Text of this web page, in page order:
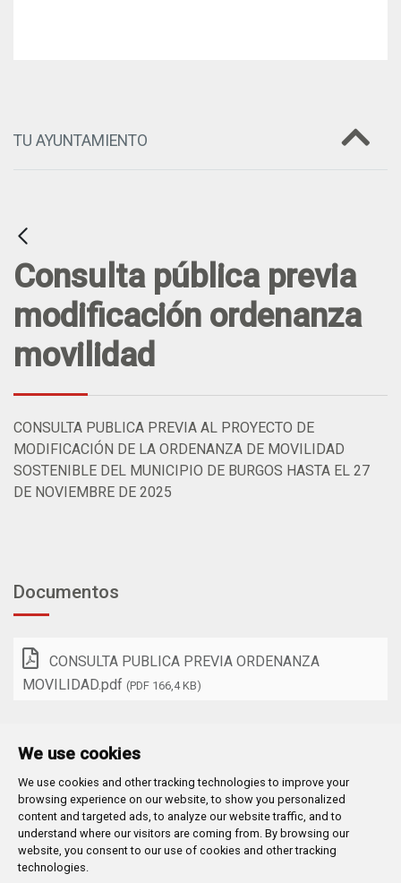
We use cookies
We use cookies and other tracking technologies to improve your
browsing experience on our website, to show you personalized
content and targeted ads, to analyze our website traffic, and to
understand where our visitors are coming from. By browsing our
website, you consent to our use of cookies and other tracking
technologies.
TU AYUNTAMIENTO
Consulta pública previa
modificación ordenanza
movilidad
CONSULTA PUBLICA PREVIA AL PROYECTO DE
MODIFICACIÓN DE LA ORDENANZA DE MOVILIDAD
SOSTENIBLE DEL MUNICIPIO DE BURGOS HASTA EL 27
DE NOVIEMBRE DE 2025
Documentos
CONSULTA PUBLICA PREVIA ORDENANZA
MOVILIDAD.pdf (PDF 166,4 KB)
Plaza Mayor 1 - 09071BURGOS
947 288 800 CIF: P-0906100-C
CONTACTO | AVISOS, QUEJAS Y SUGERENCIAS
CANAL DE DENUNCIAS